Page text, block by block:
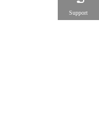
Support